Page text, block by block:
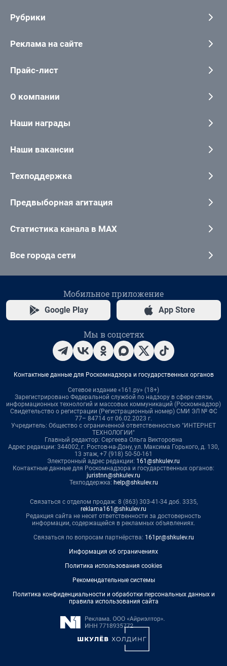
Рубрики
Реклама на сайте
Прайс-лист
О компании
Наши награды
Наши вакансии
Техподдержка
Предвыборная агитация
Статистика канала в MAX
Все города сети
Мобильное приложение
Google Play App Store
Мы в соцсетях
Контактные данные для Роскомнадзора и государственных органов
Сетевое издание «161.ру» (18+)
Зарегистрировано Федеральной службой по надзору в сфере связи,
информационных технологий и массовых коммуникаций (Роскомнадзор)
Свидетельство о регистрации (Регистрационный номер) СМИ ЭЛ № ФС
77– 84714 от 06.02.2023 г.
Учредитель: Общество с ограниченной ответственностью "ИНТЕРНЕТ
ТЕХНОЛОГИИ"
Главный редактор: Сергеева Ольга Викторовна
Адрес редакции: 344002, г. Ростов-на-Дону, ул. Максима Горького, д. 130,
13 этаж, +7 (918) 50-50-161
Электронный адрес редакции: 161@shkulev.ru
Контактные данные для Роскомнадзора и государственных органов:
juristnn@shkulev.ru
Техподдержка: help@shkulev.ru
Связаться с отделом продаж: 8 (863) 303-41-34 доб. 3335,
reklama161@shkulev.ru
Редакция сайта не несет ответственности за достоверность
информации, содержащейся в рекламных объявлениях.
Связаться по вопросам партнёрства: 161pr@shkulev.ru
Информация об ограничениях
Политика использования cookies
Рекомендательные системы
Политика конфиденциальности и обработки персональных данных и
правила использования сайта